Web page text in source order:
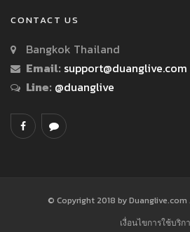
CONTACT US
Bangkok Thailand
Email: support@duanglive.com
Line: @duanglive
© Copyright 2018 by Duanglive.com
เงื่อนไขการใช้บริก